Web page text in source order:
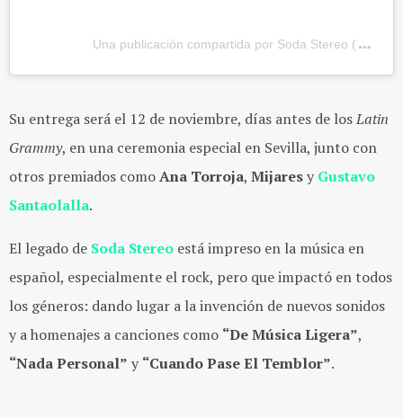
Una publicación compartida por Soda Stereo
Su entrega será el 12 de noviembre, días antes de losLatin
Grammy, en una ceremonia especial en Sevilla, junto con
otros premiados comoAna Torroja, Mijaresy Gustavo
Santaolalla.
El legado de Soda Stereo está impreso en la música en
español, especialmente el rock, pero que impactó en todos
los géneros: dando lugar a la invención de nuevos sonidos
y a homenajes a canciones como “De Música Ligera”,
“Nada Personal” y “Cuando Pase El Temblor”.